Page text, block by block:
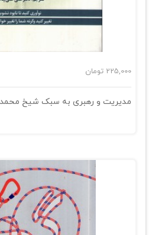
225,000 تومان
مدیریت و رهبری به سبک شیخ